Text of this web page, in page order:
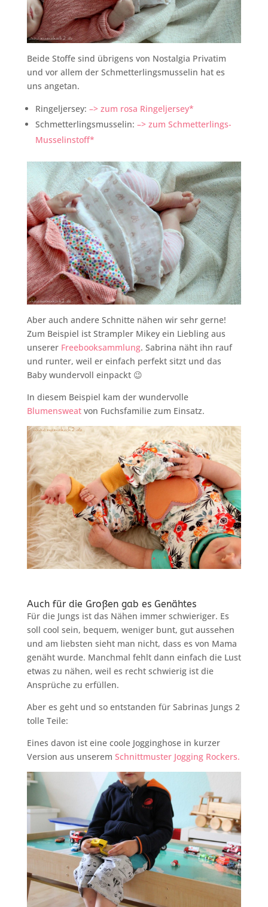
Beide Stoffe sind übrigens von Nostalgia Privatim
und vor allem der Schmetterlingsmusselin hat es
uns angetan.
Ringeljersey: –> zum rosa Ringeljersey*
Schmetterlingsmusselin: –> zum Schmetterlings-
Musselinstoff*
Aber auch andere Schnitte nähen wir sehr gerne!
Zum Beispiel ist Strampler Mikey ein Liebling aus
unserer Freebooksammlung. Sabrina näht ihn rauf
und runter, weil er einfach perfekt sitzt und das
Baby wundervoll einpackt 😉
In diesem Beispiel kam der wundervolle
Blumensweatvon Fuchsfamilie zum Einsatz.
Auch für die Großen gab es Genähtes
Für die Jungs ist das Nähen immer schwieriger. Es
soll cool sein, bequem, weniger bunt, gut aussehen
und am liebsten sieht man nicht, dass es von Mama
genäht wurde. Manchmal fehlt dann einfach die Lust
etwas zu nähen, weil es recht schwierig ist die
Ansprüche zu erfüllen.
Aber es geht und so entstanden für Sabrinas Jungs 2
tolle Teile:
Eines davon ist eine coole Jogginghose in kurzer
Version aus unserem Schnittmuster Jogging Rockers.